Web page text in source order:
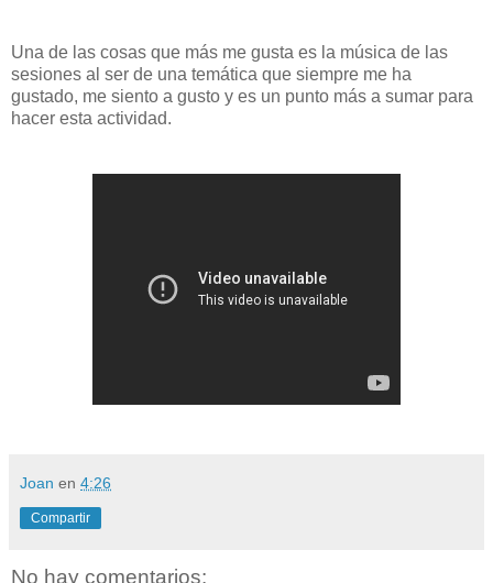
Una de las cosas que más me gusta es la música de las
sesiones al ser de una temática que siempre me ha
gustado, me siento a gusto y es un punto más a sumar para
hacer esta actividad.
Joan en 4:26
Compartir
No hay comentarios: